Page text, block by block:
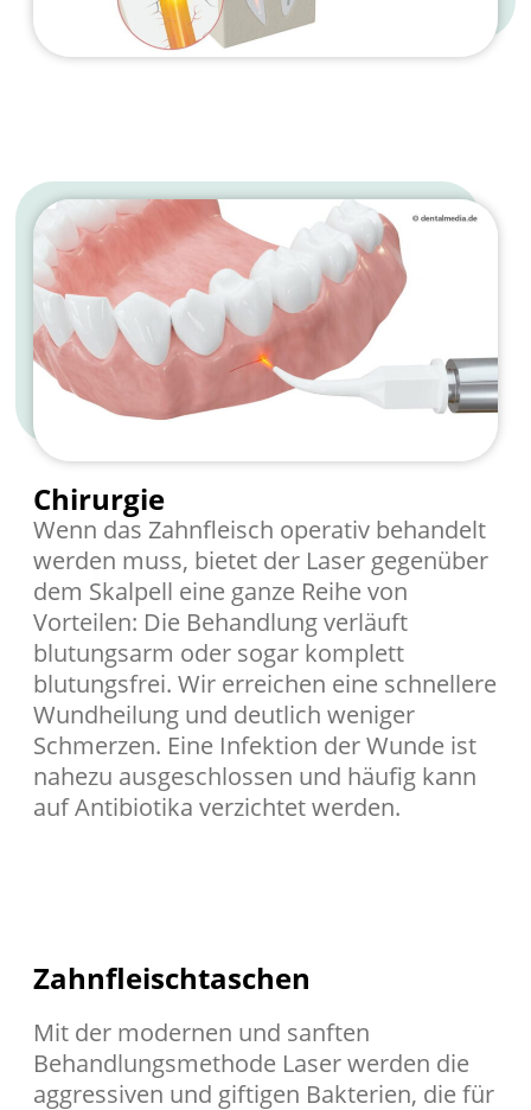
Chirurgie
Wenn das Zahnfleisch operativ behandelt
werden muss, bietet der Laser gegenüber
dem Skalpell eine ganze Reihe von
Vorteilen: Die Behandlung verläuft
blutungsarm oder sogar komplett
blutungsfrei. Wir erreichen eine schnellere
Wundheilung und deutlich weniger
Schmerzen. Eine Infektion der Wunde ist
nahezu ausgeschlossen und häufig kann
auf Antibiotika verzichtet werden.
Zahnfleischtaschen
Mit der modernen und sanften
Behandlungsmethode Laser werden die
aggressiven und giftigen Bakterien, die für